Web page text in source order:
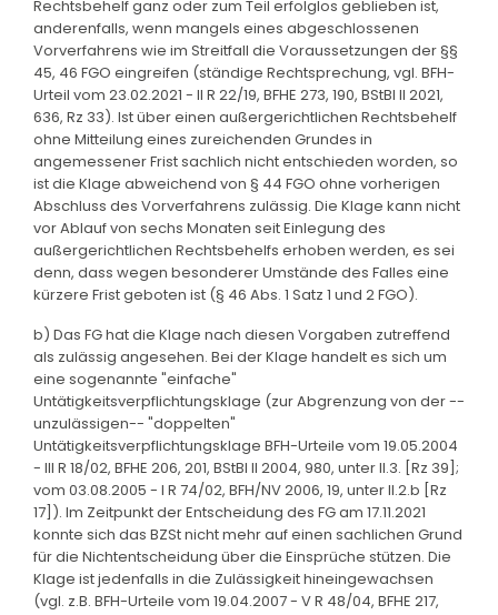
Rechtsbehelf ganz oder zum Teil erfolglos geblieben ist,
anderenfalls, wenn mangels eines abgeschlossenen
Vorverfahrens wie im Streitfall die Voraussetzungen der §§
45, 46 FGO eingreifen (ständige Rechtsprechung, vgl. BFH-
Urteil vom 23.02.2021 - II R 22/19, BFHE 273, 190, BStBl II 2021,
636, Rz 33). Ist über einen außergerichtlichen Rechtsbehelf
ohne Mitteilung eines zureichenden Grundes in
angemessener Frist sachlich nicht entschieden worden, so
ist die Klage abweichend von § 44 FGO ohne vorherigen
Abschluss des Vorverfahrens zulässig. Die Klage kann nicht
vor Ablauf von sechs Monaten seit Einlegung des
außergerichtlichen Rechtsbehelfs erhoben werden, es sei
denn, dass wegen besonderer Umstände des Falles eine
kürzere Frist geboten ist (§ 46 Abs. 1 Satz 1 und 2 FGO).
b) Das FG hat die Klage nach diesen Vorgaben zutreffend
als zulässig angesehen. Bei der Klage handelt es sich um
eine sogenannte "einfache"
Untätigkeitsverpflichtungsklage (zur Abgrenzung von der --
unzulässigen-- "doppelten"
Untätigkeitsverpflichtungsklage BFH-Urteile vom 19.05.2004
- III R 18/02, BFHE 206, 201, BStBl II 2004, 980, unter II.3. [Rz 39];
vom 03.08.2005 - I R 74/02, BFH/NV 2006, 19, unter II.2.b [Rz
17]). Im Zeitpunkt der Entscheidung des FG am 17.11.2021
konnte sich das BZSt nicht mehr auf einen sachlichen Grund
für die Nichtentscheidung über die Einsprüche stützen. Die
Klage ist jedenfalls in die Zulässigkeit hineingewachsen
(vgl. z.B. BFH-Urteile vom 19.04.2007 - V R 48/04, BFHE 217,